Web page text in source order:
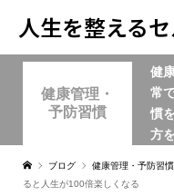
人生を整える
健康管理・
予防習慣
健
常
慣
方
ブログ 健康管理・予防習慣
ると人生が100倍楽しくなる